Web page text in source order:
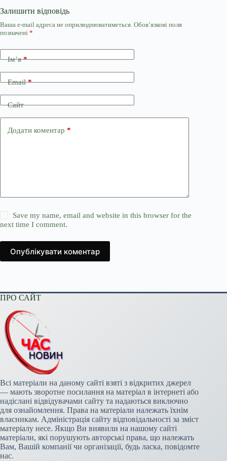
Залишити відповідь
Ваша e-mail адреса не оприлюднюватиметься. Обов’язкові поля
позначені *
Ім’я*
Email*
Сайт
Додати коментар *
Save my name, email and website in this browser for the
next time I comment.
Опублікувати коментар
ПРО САЙТ
Всі матеріали на даному сайті взяті з відкритих джерел
— мають зворотне посилання на матеріал в інтернеті або
надіслані відвідувачами сайту та надаються виключно
для ознайомлення. Права на матеріали належать їхнім
власникам. Адміністрація сайту відповідальності за зміст
матеріалу несе. Якщо Ви виявили на нашому сайті
матеріали, які порушують авторські права, що належать
Вам, Вашій компанії чи організації, будь ласка, повідомте
нас.